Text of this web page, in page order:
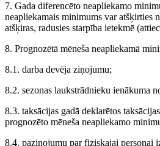
7. Gada diferencēto neapliekamo
neapliekamais minimums var atšķirties
atšķiras, radusies starpība ietekmē
8. Prognozētā mēneša neapliekamā
8.1. darba devēja ziņojumu;
8.2. sezonas laukstrādnieku ienākuma
8.3. taksācijas gadā deklarētos
prognozēto mēneša neapliekamo
8.4. paziņojumu par fiziskajai personai